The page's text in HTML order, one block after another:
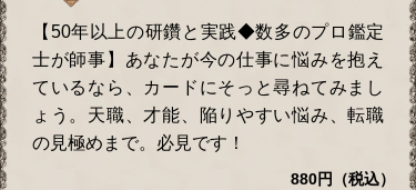
【50年以上の研鑽と実践◆数多のプロ鑑定
士が師事】あなたが今の仕事に悩みを抱え
ているなら、カードにそっと尋ねてみまし
ょう。天職、才能、陥りやすい悩み、転職
の見極めまで。必見です！
880円（税込）